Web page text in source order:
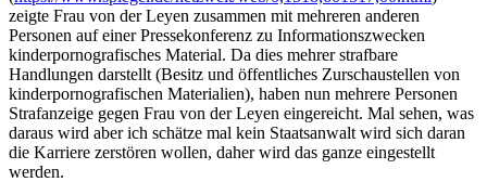
zeigte Frau von der Leyen zusammen mit mehreren anderen
Personen auf einer Pressekonferenz zu Informationszwecken
kinderpornografisches Material. Da dies mehrer strafbare
Handlungen darstellt (Besitz und öffentliches Zurschaustellen von
kinderpornografischen Materialien), haben nun mehrere Personen
Strafanzeige gegen Frau von der Leyen eingereicht. Mal sehen, was
daraus wird aber ich schätze mal kein Staatsanwalt wird sich daran
die Karriere zerstören wollen, daher wird das ganze eingestellt
werden.